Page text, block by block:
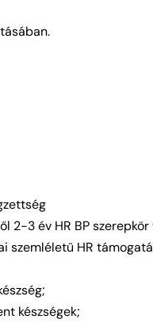
2-3 év HR BP
szemléletű HR
készségek;